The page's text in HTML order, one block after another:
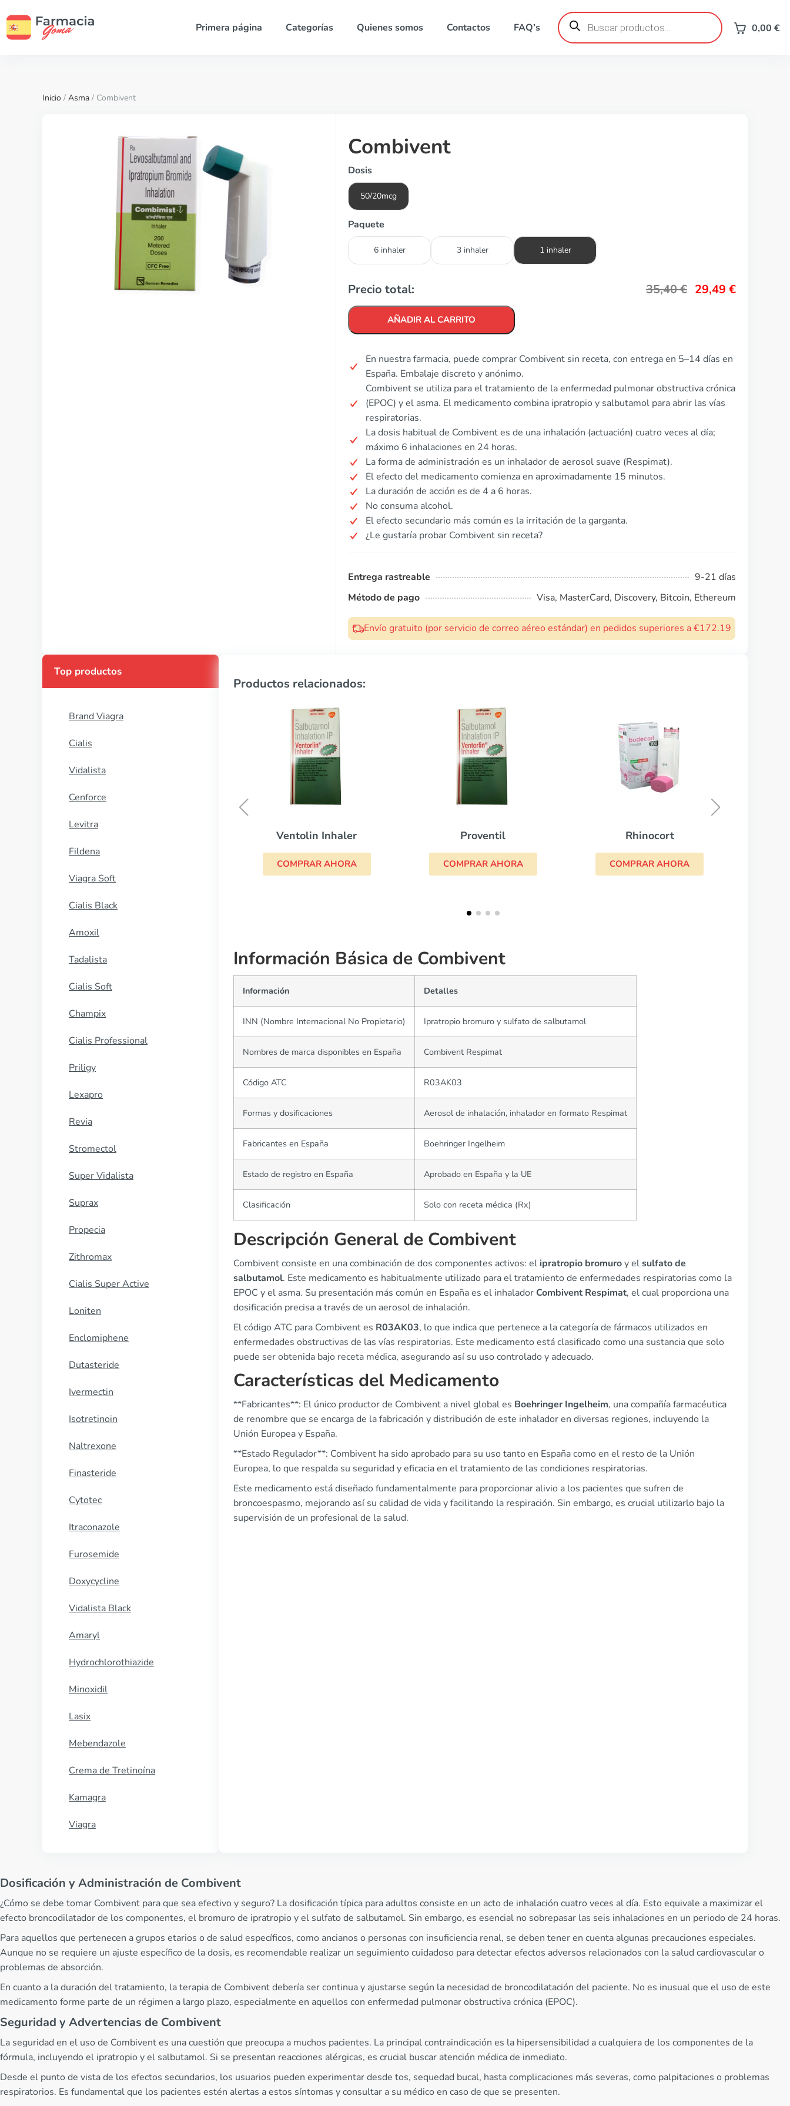
Primera página Categorías Quienes somos Contactos FAQ’s
Búsqueda
de
productos 0,00 €
Inicio / Asma / Combivent
Combivent
Dosis
50/20mcg
Paquete
6 inhaler 3 inhaler 1 inhaler
Precio total: 35,40€ 29,49 €
AÑADIR AL CARRITO
En nuestra farmacia, puede comprar Combivent sin receta, con entrega en 5–14 días en
España. Embalaje discreto y anónimo.
Combivent se utiliza para el tratamiento de la enfermedad pulmonar obstructiva crónica
(EPOC) y el asma. El medicamento combina ipratropio y salbutamol para abrir las vías
respiratorias.
La dosis habitual de Combivent es de una inhalación (actuación) cuatro veces al día;
máximo 6 inhalaciones en 24 horas.
La forma de administración es un inhalador de aerosol suave (Respimat).
El efecto del medicamento comienza en aproximadamente 15 minutos.
La duración de acción es de 4 a 6 horas.
No consuma alcohol.
El efecto secundario más común es la irritación de la garganta.
¿Le gustaría probar Combivent sin receta?
Entrega rastreable
9-21 días
Método de pago
Visa, MasterCard, Discovery, Bitcoin, Ethereum
Envío gratuito (por servicio de correo aéreo estándar) en pedidos superiores a €172.19
Top productos
Brand Viagra
Cialis
Vidalista
Cenforce
Levitra
Fildena
Viagra Soft
Cialis Black
Amoxil
Tadalista
Cialis Soft
Champix
Cialis Professional
Priligy
Lexapro
Revia
Stromectol
Super Vidalista
Suprax
Propecia
Zithromax
Cialis Super Active
Loniten
Enclomiphene
Dutasteride
Ivermectin
Isotretinoin
Naltrexone
Finasteride
Cytotec
Itraconazole
Furosemide
Doxycycline
Vidalista Black
Amaryl
Hydrochlorothiazide
Minoxidil
Lasix
Mebendazole
Crema de Tretinoína
Kamagra
Viagra
Productos relacionados:
Proventil
COMPRAR AHORA
Rhinocort
COMPRAR AHORA
Proair Inhaler
COMPRAR AHORA
Información Básica de Combivent
Información Detalles
INN (Nombre Internacional No Propietario) Ipratropio bromuro y sulfato de salbutamol
Nombres de marca disponibles en España Combivent Respimat
Código ATC R03AK03
Formas y dosificaciones Aerosol de inhalación, inhalador en formato Respimat
Fabricantes en España Boehringer Ingelheim
Estado de registro en España Aprobado en España y la UE
Clasificación Solo con receta médica (Rx)
Descripción General de Combivent
Combivent consiste en una combinación de dos componentes activos: el ipratropio bromuroy elsulfato de
salbutamol. Este medicamento es habitualmente utilizado para el tratamiento de enfermedades respiratorias como la
EPOC y el asma. Su presentación más común en España es el inhalador Combivent Respimat, el cual proporciona una
dosificación precisa a través de un aerosol de inhalación.
El código ATC para Combivent es R03AK03, lo que indica que pertenece a la categoría de fármacos utilizados en
enfermedades obstructivas de las vías respiratorias. Este medicamento está clasificado como una sustancia que solo
puede ser obtenida bajo receta médica, asegurando así su uso controlado y adecuado.
Características del Medicamento
**Fabricantes**: El único productor de Combivent a nivel global es Boehringer Ingelheim, una compañía farmacéutica
de renombre que se encarga de la fabricación y distribución de este inhalador en diversas regiones, incluyendo la
Unión Europea y España.
**Estado Regulador**: Combivent ha sido aprobado para su uso tanto en España como en el resto de la Unión
Europea, lo que respalda su seguridad y eficacia en el tratamiento de las condiciones respiratorias.
Este medicamento está diseñado fundamentalmente para proporcionar alivio a los pacientes que sufren de
broncoespasmo, mejorando así su calidad de vida y facilitando la respiración. Sin embargo, es crucial utilizarlo bajo la
supervisión de un profesional de la salud.
Dosificación y Administración de Combivent
¿Cómo se debe tomar Combivent para que sea efectivo y seguro? La dosificación típica para adultos consiste en un acto de inhalación cuatro veces al día. Esto equivale a maximizar el
efecto broncodilatador de los componentes, el bromuro de ipratropio y el sulfato de salbutamol. Sin embargo, es esencial no sobrepasar las seis inhalaciones en un periodo de 24 horas.
Para aquellos que pertenecen a grupos etarios o de salud específicos, como ancianos o personas con insuficiencia renal, se deben tener en cuenta algunas precauciones especiales.
Aunque no se requiere un ajuste específico de la dosis, es recomendable realizar un seguimiento cuidadoso para detectar efectos adversos relacionados con la salud cardiovascular o
problemas de absorción.
En cuanto a la duración del tratamiento, la terapia de Combivent debería ser continua y ajustarse según la necesidad de broncodilatación del paciente. No es inusual que el uso de este
medicamento forme parte de un régimen a largo plazo, especialmente en aquellos con enfermedad pulmonar obstructiva crónica (EPOC).
Seguridad y Advertencias de Combivent
La seguridad en el uso de Combivent es una cuestión que preocupa a muchos pacientes. La principal contraindicación es la hipersensibilidad a cualquiera de los componentes de la
fórmula, incluyendo el ipratropio y el salbutamol. Si se presentan reacciones alérgicas, es crucial buscar atención médica de inmediato.
Desde el punto de vista de los efectos secundarios, los usuarios pueden experimentar desde tos, sequedad bucal, hasta complicaciones más severas, como palpitaciones o problemas
respiratorios. Es fundamental que los pacientes estén alertas a estos síntomas y consultar a su médico en caso de que se presenten.